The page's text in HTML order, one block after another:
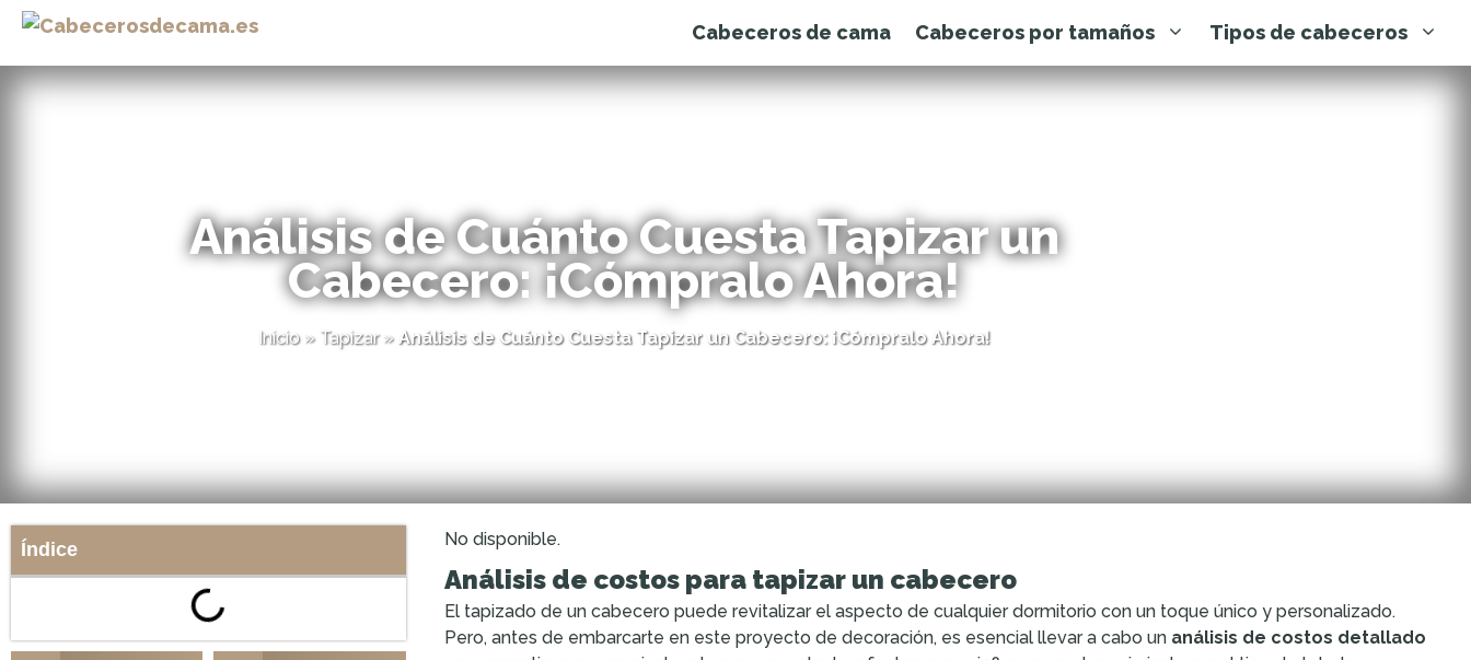
Cabeceros de cama Cabeceros por tamaños Tipos de cabeceros
Análisis de Cuánto Cuesta Tapizar un
Cabecero: ¡Cómpralo Ahora!
Inicio» Tapizar» Análisis de Cuánto Cuesta Tapizar un Cabecero: ¡Cómpralo Ahora!
Índice No disponible.
Análisis de costos para tapizar un cabecero
El tapizado de un cabecero puede revitalizar el aspecto de cualquier dormitorio con un toque único y personalizado.
Pero, antes de embarcarte en este proyecto de decoración, es esencial llevar a cabo un análisis de costos detallado